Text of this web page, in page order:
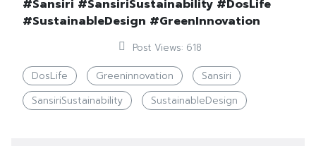
#Sansiri #SansiriSustainability #DosLife
#SustainableDesign #GreenInnovation
Post Views: 618
DosLife Greeninnovation
Sansiri
SansiriSustainability
SustainableDesign